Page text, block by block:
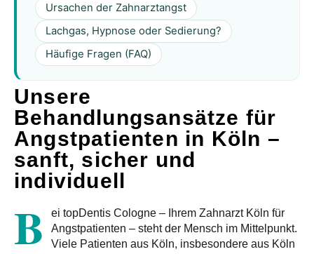
Ursachen der Zahnarztangst
Lachgas, Hypnose oder Sedierung?
Häufige Fragen (FAQ)
Unsere
Behandlungsansätze für
Angstpatienten in Köln –
sanft, sicher und
individuell
B ei topDentis Cologne – Ihrem Zahnarzt Köln für
Angstpatienten – steht der Mensch im Mittelpunkt.
Viele Patienten aus Köln, insbesondere aus Köln